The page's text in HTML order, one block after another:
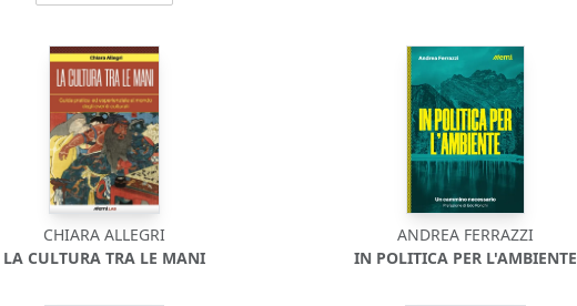
CHIARA ALLEGRI
LA CULTURA TRA LE MANI
ANDREA FERRAZZI
IN POLITICA PER L'AMBIENTE